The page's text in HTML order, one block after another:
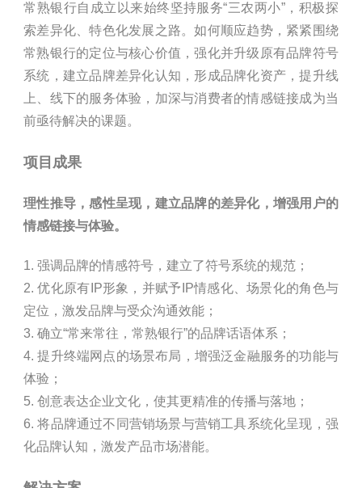
常熟银行自成立以来始终坚持服务“三农两小”，积极探
索差异化、特色化发展之路。如何顺应趋势，紧紧围绕
常熟银行的定位与核心价值，强化并升级原有品牌符号
系统，建立品牌差异化认知，形成品牌化资产，提升线
上、线下的服务体验，加深与消费者的情感链接成为当
前亟待解决的课题。
项目成果
理性推导，感性呈现，建立品牌的差异化，增强用户的
情感链接与体验。
1. 强调品牌的情感符号，建立了符号系统的规范；
2. 优化原有IP形象，并赋予IP情感化、场景化的角色与
定位，激发品牌与受众沟通效能；
3. 确立“常来常往，常熟银行”的品牌话语体系；
4. 提升终端网点的场景布局，增强泛金融服务的功能与
体验；
5. 创意表达企业文化，使其更精准的传播与落地；
6. 将品牌通过不同营销场景与营销工具系统化呈现，强
化品牌认知，激发产品市场潜能。